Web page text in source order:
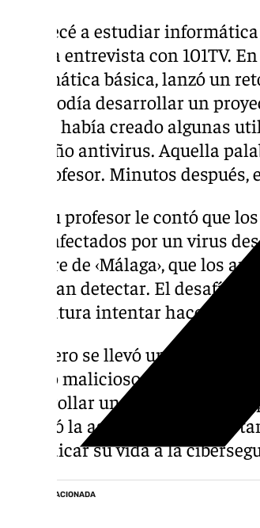
«Empecé a estudiar
en una entrevista con 101TV.
informática básica, lanzó un
nota podía desarrollar un
que ya había creado algunas
pequeño antivirus. Aquella
del profesor. Minutos después,
Allí, su profesor le contó que
sido infectados por un virus
nombre de ‹Málaga›, que los
lograban detectar. El desafío
asignatura intentar hacer un
Quintero se llevó un disquete
código malicioso línea por
desarrollar una herramienta
Aprobó la asignatura, sí, pero
de dedicar su vida a la
NOTICIA RELACIONADA